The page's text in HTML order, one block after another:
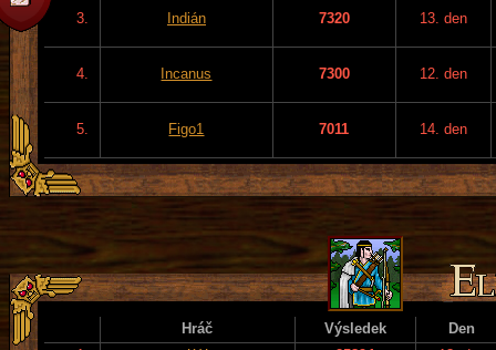
3. Indián 7320 13. den
4. Incanus 7300 12. den
5. Figo1 7011 14. den
Hráč Výsledek
Den